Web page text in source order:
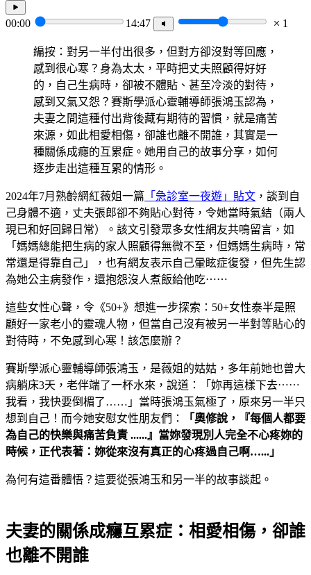
00:00 14:47 1
編按：對另一半付出很多，但對方卻沒對等回應，
感到很心寒？身為太太，平時把丈夫照顧得好好
的，自己生病時，卻被不體貼、甚至冷淡的對待，
感到又氣又怨？賽斯學派心靈輔導師張鴻玉認為，
夫妻之間這種付出背後藏有期待的習慣，就是痛苦
來源，如此相愛相傷，卻誰也離不開誰，其實是一
種關係成癮的互累症。她用自己的故事分享，如何
逐步走出這種互累的情形。
2024年7月熟齡網紅薇姐一篇 「 急診室一夜遊」貼文 ，談到自
己身體不適，丈夫張郎卻不夠貼心對待，令她當時氣結（兩人
現已和好回歸日常）。該文引發眾多女性網友共鳴留言，如
「媽媽總能把生病的家人照顧得無微不至，但媽媽生病時，常
常還是得靠自己」，也有網友表示自己暈眩症復發，但先生認
為她公主病發作，還抱怨沒人煮飯給他吃⋯⋯
這些女性心聲，令《50+》想進一步探索：50+女性泰半是照
顧好一家老小的靈魂人物，但當自己沒有被另一半對等貼心的
對待時，不免感到心寒！該怎麼辦？
賽斯學派心靈輔導師張鴻玉，是薇姐的姑姑，多年前她也曾大
病躺床3天，老伴端了一杯水來，說道：「妳再這樣下去⋯⋯
我看，我快要倒楣了……」當時張鴻玉氣極了，原來另一半只
想到自己！而今她安慰女性朋友們：
「奧修說，『每個人都要
為自己的快樂與痛苦負責 ......』當妳發現別人完全不心疼妳的
時候，正代表著：妳從來沒有真正的心疼過自己啊…... 」
為何有這番體悟？這要從張鴻玉和另一半的故事談起。
夫妻的關係成癮互累症：相愛相傷，卻誰
也離不開誰